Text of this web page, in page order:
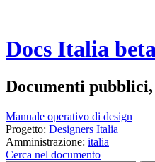
Docs Italia beta
Documenti
Manuale operativo di design
Progetto: Designers Italia
Amministrazione: italia
Cerca nel documento